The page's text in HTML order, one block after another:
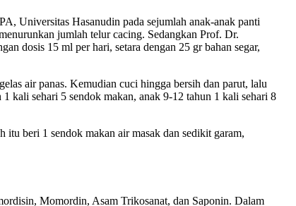
Universitas Hasanudin pada sejumlah anak-anak panti
jumlah telur cacing. Sedangkan Prof. Dr.
dosis 15 ml per hari, setara dengan 25 gr bahan segar,
air panas. Kemudian cuci hingga bersih dan parut, lalu
kali sehari 5 sendok makan, anak 9-12 tahun 1 kali sehari 8
beri 1 sendok makan air masak dan sedikit garam,
Momordin, Asam Trikosanat, dan Saponin. Dalam